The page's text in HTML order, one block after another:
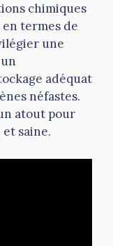
chimiques
termes de
une
adéquat
néfastes.
atout pour
saine.